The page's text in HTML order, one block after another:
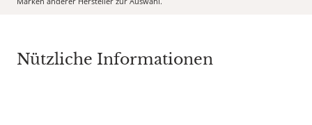
Nützliche Informationen